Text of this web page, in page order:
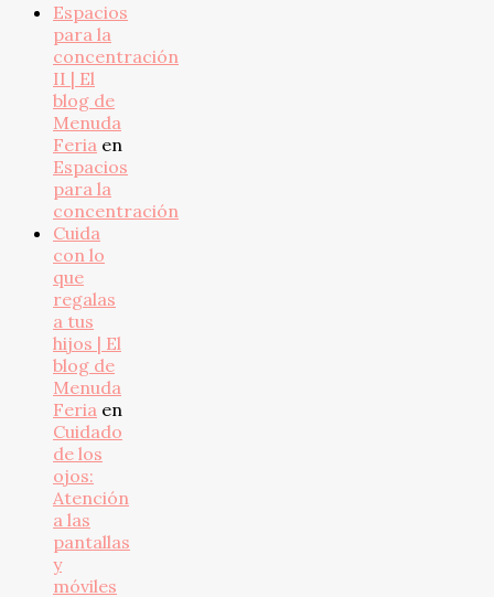
Espacios
para la
concentración
II | El
blog de
Menuda
Feria en
Espacios
para la
concentración
Cuida
con lo
que
regalas
a tus
hijos | El
blog de
Menuda
Feria en
Cuidado
de los
ojos:
Atención
a las
pantallas
y
móviles